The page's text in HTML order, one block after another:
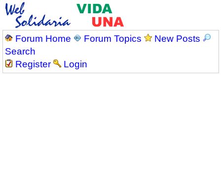
Forum Home Forum Topics
New Posts
Search
Register
Login